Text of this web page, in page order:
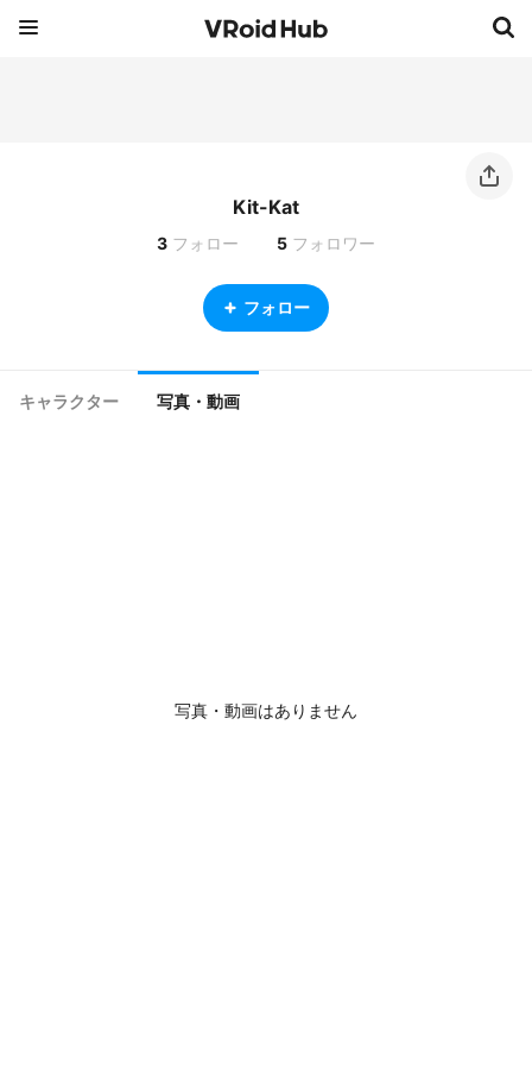
Kit-Kat
3 フォロー 5 フォロワー
フォロー
キャラクター 写真・動画
写真・動画はありません